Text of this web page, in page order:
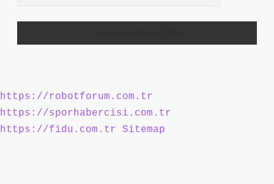
https://robotforum.com.tr
https://sporhabercisi.com.tr
https://fidu.com.tr
Sitemap